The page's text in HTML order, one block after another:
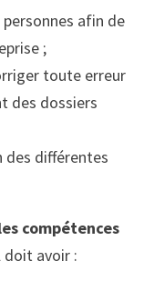
afin de
;
toute erreur
des dossiers
différentes
compétences
doit avoir :